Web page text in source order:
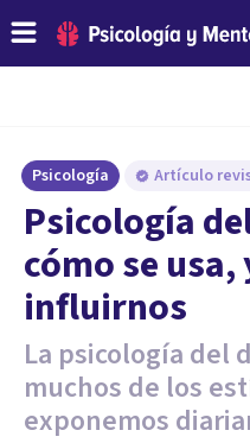
Psicología Artículo
Psicología
cómo se
influirnos
La psicología del
muchos de los
exponemos